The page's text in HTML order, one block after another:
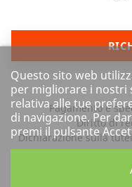
Questo sito web
per migliorare i nostri
relativa alle tue
di navigazione. Per
premi il pulsante
Pagamento e
Diritto di
Dichiarazione sulla
Tutti i prezzi sono